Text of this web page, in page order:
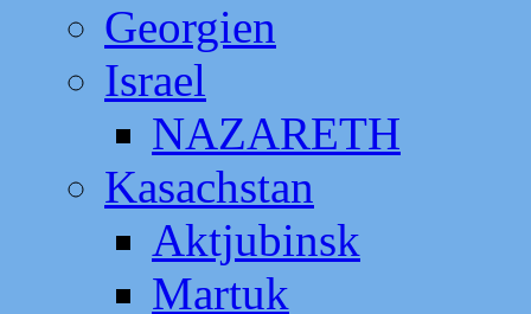
Georgien
Israel
NAZARETH
Kasachstan
Aktjubinsk
Martuk